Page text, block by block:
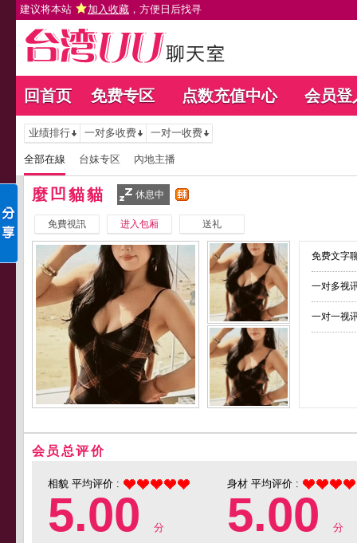
建议将本站 加入收藏 ，方便日后找寻
回首页 免费专区 点数充值中心 会员登
业绩排行 一对多收费 一对一收费
全部在線 台妹专区 內地主播
麼凹貓貓 休息中
免費視訊 进入包厢 送礼
免费文字
一对多视
一对一视
会员总评价
相貌 平均评价 :
5.00 分
身材 平均评价 :
5.00 分